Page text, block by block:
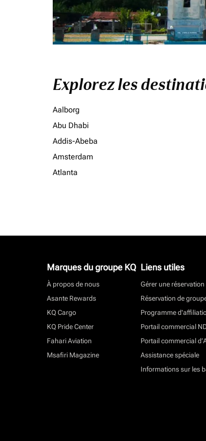
Explorez les
Aalborg
Abu Dhabi
Addis-Abeba
Amsterdam
Atlanta
Marques du groupe KQ
À propos de nous
Asante Rewards
KQ Cargo
KQ Pride Center
Fahari Aviation
Msafiri Magazine
Liens utiles
Gérer une réservation
Réservation de
Programme
Portail commercial
Portail commercial
Assistance spéciale
Informations sur les